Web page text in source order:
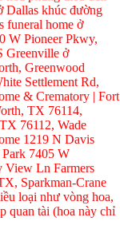
Dallas khúc đường
funeral home ở
W Pioneer Pkwy,
Greenville ở
Greenwood
Settlement Rd,
& Crematory | Fort
TX 76114,
76112, Wade
1219 N Davis
7405 W
View Ln Farmers
Sparkman-Crane
loại như vòng hoa,
quan tài (hoa này chỉ